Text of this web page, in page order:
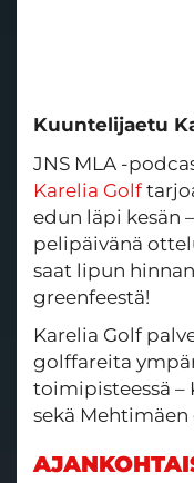
Kuuntelijaetu
JNS MLA -
Karelia Golf
edun läpi kesän
pelipäivänä
saat lipun
greenfeestä!
Karelia Golf
golffareita
toimipisteessä –
sekä Mehtimäen